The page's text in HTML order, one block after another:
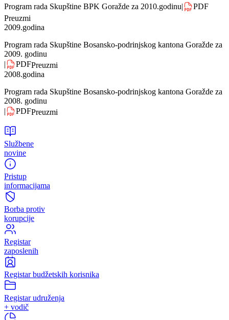
Preuzmi
2010.godina
Program rada Skupštine BPK Goražde za 2010.godinu
Preuzmi
2009.godina
Program rada Skupštine Bosansko-podrinjskog kantona Goražde za
2009. godinu
|
PDFPreuzmi
2008.godina
2008. godinu
PDF
Službene
novine
Pristup
informacijama
Borba protiv
korupcije
Registar
zaposlenih
Registar budžetskih korisnika